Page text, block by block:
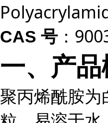
CAS 号 ：
一、产
聚丙烯酰胺